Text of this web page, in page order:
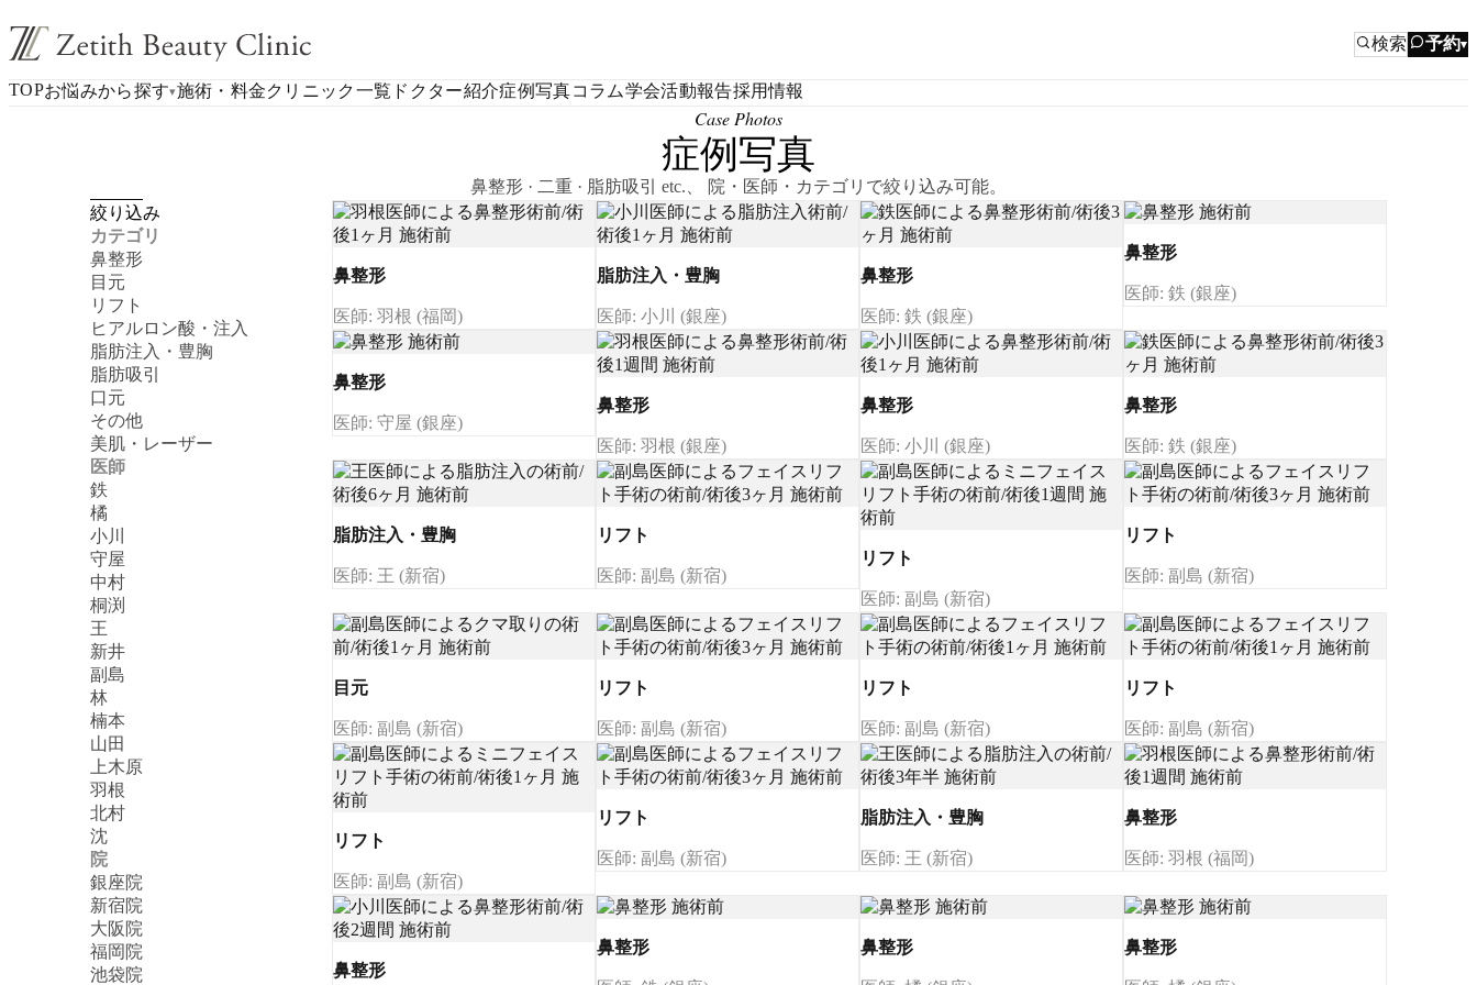
検索 予約▾
TOPお悩みから探す▾施術・料金クリニック一覧 ドクター紹介症例写真コラム学会活動報告採用情報
Case Photos
症例写真
鼻整形 · 二重 · 脂肪吸引 etc.、 院・医師・カテゴリで絞り込み可能。
絞り込み
カテゴリ
鼻整形
目元
リフト
ヒアルロン酸・注入
脂肪注入・豊胸
脂肪吸引
口元
その他
美肌・レーザー
医師
鉄
橘
小川
守屋
中村
桐渕
王
新井
副島
林
楠本
山田
上木原
羽根
北村
沈
院
銀座院
新宿院
大阪院
福岡院
池袋院
鼻整形
医師: 羽根 (福岡)
脂肪注入・豊胸
医師: 小川 (銀座)
鼻整形
医師: 鉄 (銀座)
鼻整形
医師: 鉄 (銀座)
鼻整形
医師: 守屋 (銀座)
鼻整形
医師: 羽根 (銀座)
鼻整形
医師: 小川 (銀座)
鼻整形
医師: 鉄 (銀座)
脂肪注入・豊胸
医師: 王 (新宿)
リフト
医師: 副島 (新宿)
リフト
医師: 副島 (新宿)
リフト
医師: 副島 (新宿)
目元
医師: 副島 (新宿)
リフト
医師: 副島 (新宿)
リフト
医師: 副島 (新宿)
リフト
医師: 副島 (新宿)
リフト
医師: 副島 (新宿)
リフト
医師: 副島 (新宿)
脂肪注入・豊胸
医師: 王 (新宿)
鼻整形
医師: 羽根 (福岡)
鼻整形
鼻整形 鼻整形 鼻整形